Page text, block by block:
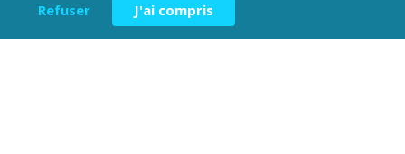
Refuser
J'ai compris